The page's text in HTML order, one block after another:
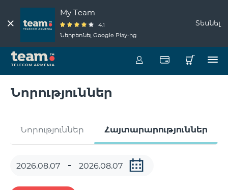
My Team
4.1
Ներբեռնել Google Play-ից
Տեսնել
Նորություններ
Նորություններ Հայտարարություններ